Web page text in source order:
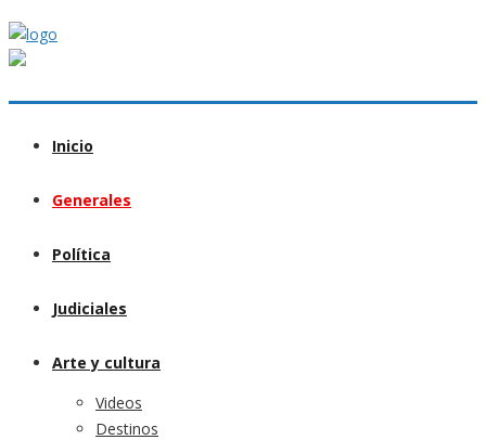
Inicio
Generales
Política
Judiciales
Arte y cultura
Videos
Destinos